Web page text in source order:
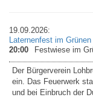
19.09.2026:
Laternenfest im
20:00
Festwiese im
Der Bürgerverein
ein. Das Feuerwerk
und bei Einbruch der